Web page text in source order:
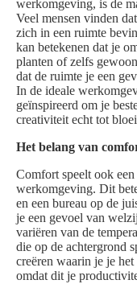
werkomgeving, is de
Veel mensen vinden
zich in een ruimte
kan betekenen dat je
planten of zelfs
dat de ruimte je een
In de ideale
geïnspireerd om je
creativiteit echt tot
Het belang van
Comfort speelt ook
werkomgeving. Dit
en een bureau op de
je een gevoel van
variëren van de
die op de achtergrond
creëren waarin je je
omdat dit je